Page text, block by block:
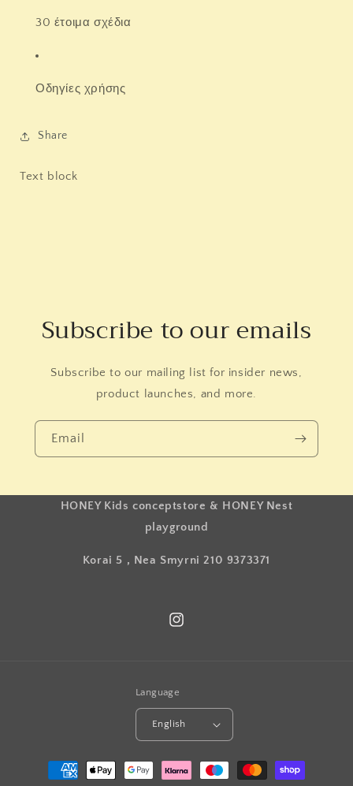
30 έτοιμα σχέδια
Οδηγίες χρήσης
Share
Text block
Subscribe to our emails
Subscribe to our mailing list for insider news,
product launches, and more.
Email
HONEY Kids conceptstore & HONEY Nest
playground
Korai 5 , Nea Smyrni 210 9373371
Instagram
Language
English
Payment